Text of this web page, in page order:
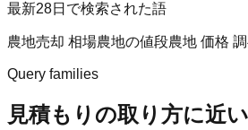
最新28日で検索された語
農地売却 相場農地の値段農地 価格
Query families
見積もりの取り方に近